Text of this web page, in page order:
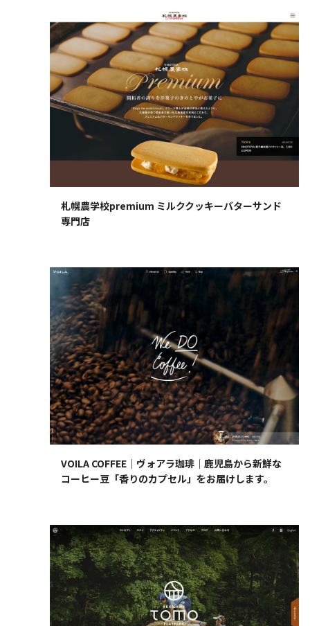
札幌農学校premium ミルククッキーバターサンド
専門店
VOILA COFFEE｜ヴォアラ珈琲｜鹿児島から新鮮な
コーヒー豆「香りのカプセル」をお届けします。